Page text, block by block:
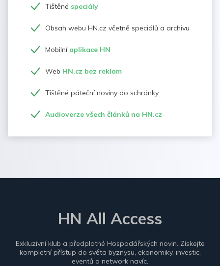
Tištěné speciály
Obsah webu HN.cz včetně speciálů a archivu
Mobilní aplikace HN
Web HN.cz bez reklam
Tištěné páteční noviny do schránky
Audioverze všech článků na HN.cz
HN All Access
Exkluzivní klub a předplatné Hospodářských novin. Získejte
kompletní přístup do světa byznysu, ekonomiky, investic,
eventů a network navíc.